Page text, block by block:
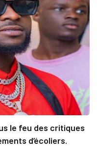
le feu des critiques
d’écoliers.